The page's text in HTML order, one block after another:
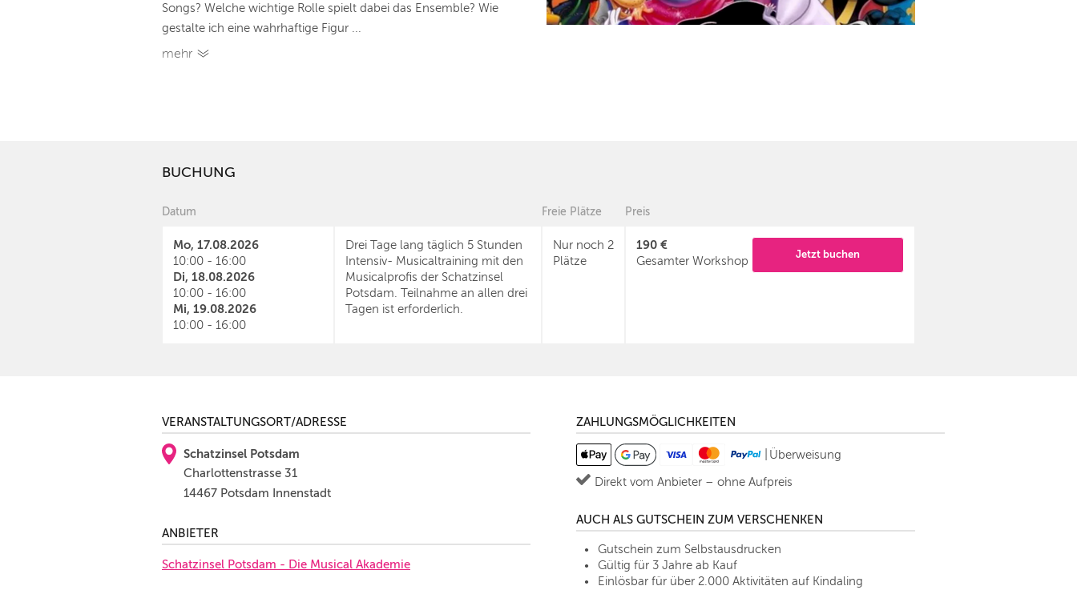
Songs? Welche wichtige Rolle spielt dabei das Ensemble? Wie
gestalte ich eine wahrhaftige Figur ...
mehr
BUCHUNG
Datum Freie Plätze Preis
Mo, 17.08.2026
10:00 - 16:00
Di, 18.08.2026
10:00 - 16:00
Mi, 19.08.2026
10:00 - 16:00
Drei Tage lang täglich 5 Stunden
Intensiv- Musicaltraining mit den
Musicalprofis der Schatzinsel
Potsdam. Teilnahme an allen drei
Tagen ist erforderlich.
Nur noch 2
Plätze
190 €
Gesamter Workshop
Jetzt buchen
ZAHLUNGSMÖGLICHKEITEN
Überweisung
Direkt vom Anbieter – ohne Aufpreis
AUCH ALS GUTSCHEIN ZUM VERSCHENKEN
Gutschein zum Selbstausdrucken
Gültig für 3 Jahre ab Kauf
Einlösbar für über 2.000 Aktivitäten auf Kindaling
VERANSTALTUNGSORT/ADRESSE
Schatzinsel Potsdam
Charlottenstrasse 31
14467 Potsdam Innenstadt
ANBIETER
Schatzinsel Potsdam - Die Musical Akademie